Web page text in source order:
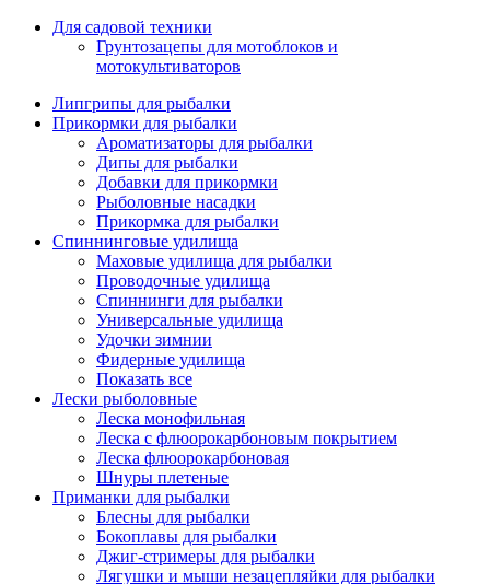
Для садовой техники
Грунтозацепы для мотоблоков и
мотокультиваторов
Липгрипы для рыбалки
Прикормки для рыбалки
Ароматизаторы для рыбалки
Дипы для рыбалки
Добавки для прикормки
Рыболовные насадки
Прикормка для рыбалки
Спиннинговые удилища
Маховые удилища для рыбалки
Проводочные удилища
Спиннинги для рыбалки
Универсальные удилища
Удочки зимнии
Фидерные удилища
Показать все
Лески рыболовные
Леска монофильная
Леска с флюорокарбоновым покрытием
Леска флюорокарбоновая
Шнуры плетеные
Приманки для рыбалки
Блесны для рыбалки
Бокоплавы для рыбалки
Джиг-стримеры для рыбалки
Лягушки и мыши незацепляйки для рыбалки